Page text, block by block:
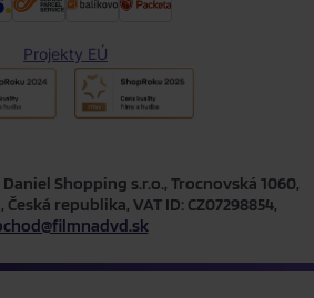
Projekty EÚ
Shopping s.r.o., Trocnovská 1060,
Česká republika, VAT ID: CZ07298854,